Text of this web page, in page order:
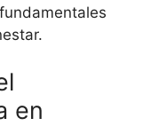
en